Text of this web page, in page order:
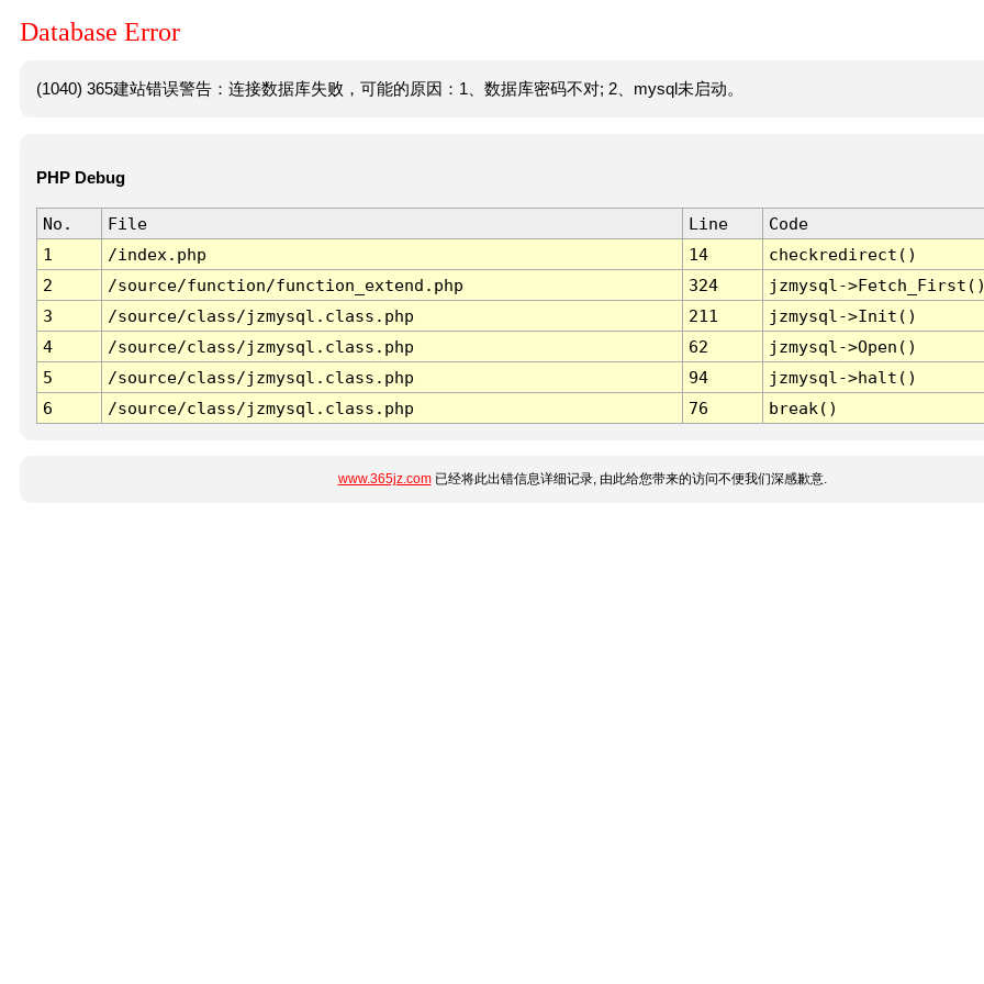
Database Error
(1040) 365建站错误警告：连接数据库失败，可能的原因：1、数据库密码不对; 2、mysql未启动。
PHP Debug
No. File Line
Code
1
/index.php 14
checkredirect()
2
/source/function/function_extend.php 324
jzmysql-
3
/source/class/jzmysql.class.php 211
jzmysql->Init()
4
/source/class/jzmysql.class.php 62
jzmysql->Open()
5
/source/class/jzmysql.class.php 94
jzmysql->halt()
6
/source/class/jzmysql.class.php 76 break()
www.365jz.com已经将此出错信息详细记录, 由此给您带来的访问不便我们深感歉意.